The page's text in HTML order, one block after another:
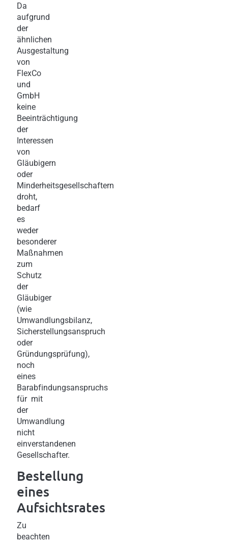
Da
aufgrund
der
ähnlichen
Ausgestaltung
von
FlexCo
und
GmbH
keine
Beeinträchtigung
der
Interessen
von
Gläubigern
oder
Minderheitsgesellschaftern
droht,
bedarf
es
weder
besonderer
Maßnahmen
zum
Schutz
der
Gläubiger
(wie
Umwandlungsbilanz,
Sicherstellungsanspruch
oder
Gründungsprüfung),
noch
eines
Barabfindungsanspruchs
für mit
der
Umwandlung
nicht
einverstandenen
Gesellschafter.
Bestellung
eines
Aufsichtsrates
Zu
beachten